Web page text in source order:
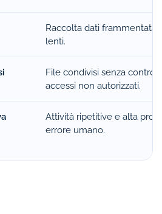
Raccolta dati frammentata
lenti.
File condivisi senza
accessi non autorizzati.
Attività ripetitive e alta
errore umano.